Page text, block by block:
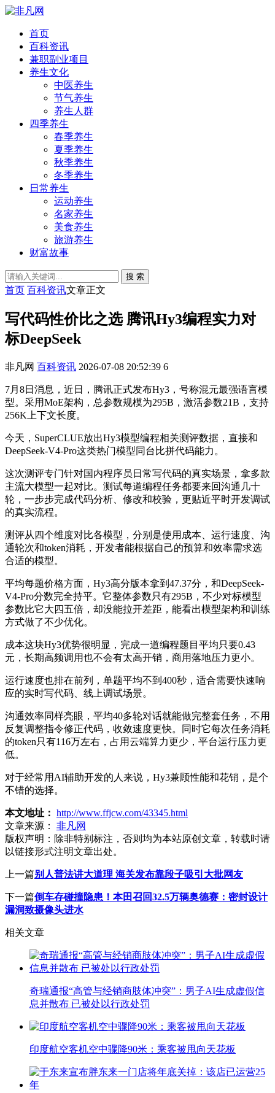
首页
百科资讯
兼职副业项目
养生文化
中医养生
节气养生
养生人群
四季养生
春季养生
夏季养生
秋季养生
冬季养生
日常养生
运动养生
名家养生
美食养生
旅游养生
财富故事
搜 索
首页 百科资讯文章正文
写代码性价比之选 腾讯Hy3编程实力对
标DeepSeek
非凡网 百科资讯 2026-07-08 20:52:39 6
7月8日消息，近日，腾讯正式发布Hy3，号称混元最强语言模
型。采用MoE架构，总参数规模为295B，激活参数21B，支持
256K上下文长度。
今天，SuperCLUE放出Hy3模型编程相关测评数据，直接和
DeepSeek-V4-Pro这类热门模型同台比拼代码能力。
这次测评专门针对国内程序员日常写代码的真实场景，拿多款
主流大模型一起对比。测试每道编程任务都要来回沟通几十
轮，一步步完成代码分析、修改和校验，更贴近平时开发调试
的真实流程。
测评从四个维度对比各模型，分别是使用成本、运行速度、沟
通轮次和token消耗，开发者能根据自己的预算和效率需求选
合适的模型。
平均每题价格方面，Hy3高分版本拿到47.37分，和DeepSeek-
V4-Pro分数完全持平。它整体参数只有295B，不少对标模型
参数比它大四五倍，却没能拉开差距，能看出模型架构和训练
方式做了不少优化。
成本这块Hy3优势很明显，完成一道编程题目平均只要0.43
元，长期高频调用也不会有太高开销，商用落地压力更小。
运行速度也排在前列，单题平均不到400秒，适合需要快速响
应的实时写代码、线上调试场景。
沟通效率同样亮眼，平均40多轮对话就能做完整套任务，不用
反复调整指令修正代码，收敛速度更快。同时它每次任务消耗
的token只有116万左右，占用云端算力更少，平台运行压力更
低。
对于经常用AI辅助开发的人来说，Hy3兼顾性能和花销，是个
不错的选择。
本文地址： http://www.ffjcw.com/43345.html
文章来源：
非凡网
版权声明： 除非特别标注，否则均为本站原创文章，转载时请
以链接形式注明文章出处。
上一篇别人普法讲大道理 海关发布靠段子吸引大批网友
下一篇倒车存碰撞隐患！本田召回32.5万辆奥德赛：密封设计
漏洞致摄像头进水
相关文章
奇瑞通报“高管与经销商肢体冲突”：男子AI生成虚假信
息并散布 已被处以行政处罚
印度航空客机空中骤降90米：乘客被甩向天花板